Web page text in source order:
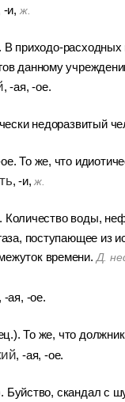
-и, ж.
В приходо-расходных
данному
, -ая, -ое.
недоразвитый
То же, что
, -и,ж.
Количество воды,
поступающее из
времени. Д.
, -ая, -ое.
То же, что
, -ая, -ое.
Буйство, скандал с